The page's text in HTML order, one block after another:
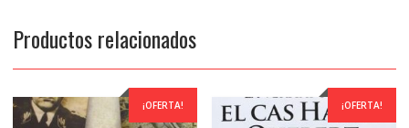
Productos relacionados
¡OFERTA! ¡OFERTA!